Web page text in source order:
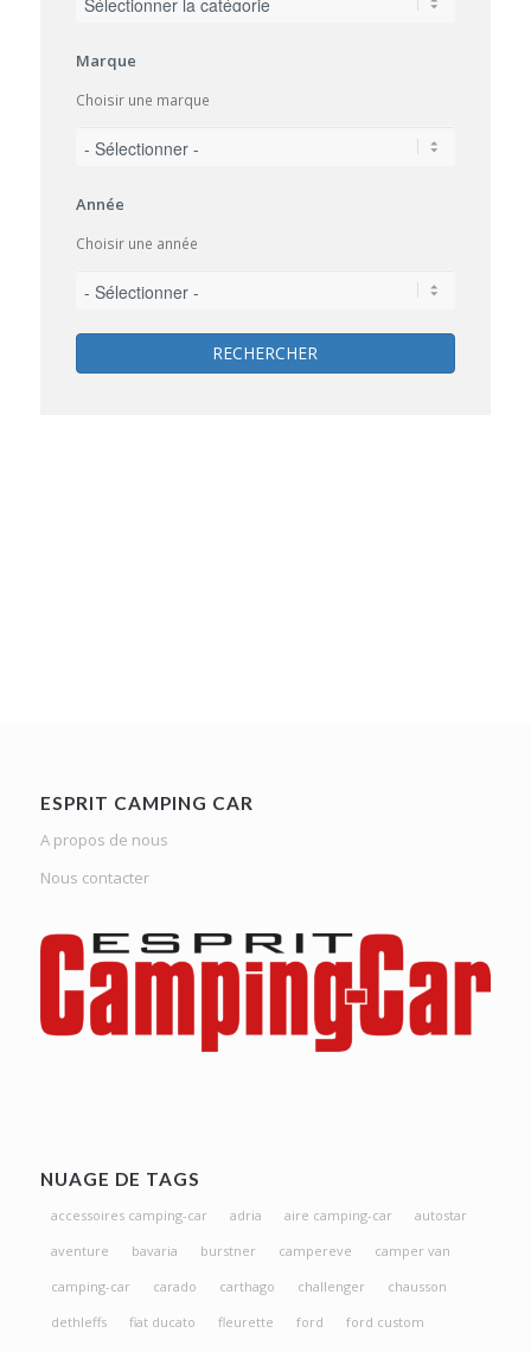
Marque
Choisir une marque
Année
Choisir une année
RECHERCHER
ESPRIT CAMPING CAR
A propos de nous
Nous contacter
NUAGE DE TAGS
accessoires camping-car adria aire camping-car
autostar
aventure
bavaria burstner campereve
camper van
camping-car
carado carthago challenger
chausson
dethleffs
fiat ducato fleurette ford
ford custom